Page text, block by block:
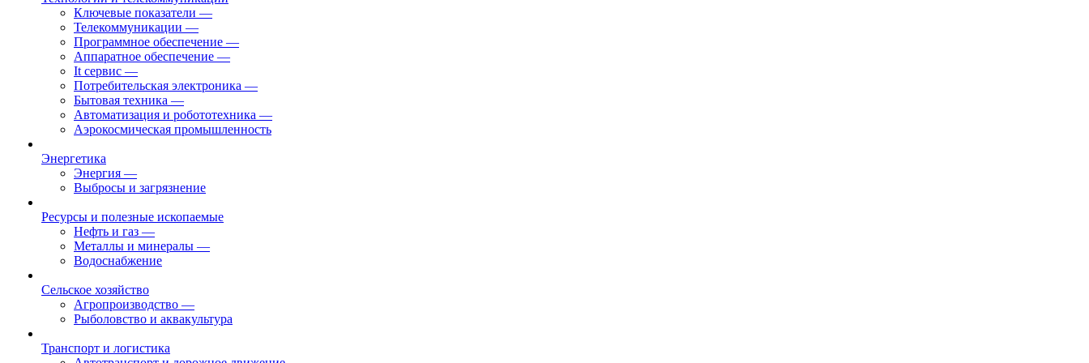
Ключевые показатели —
Телекоммуникации —
Программное обеспечение —
Аппаратное обеспечение —
It сервис —
Потребительская электроника —
Бытовая техника —
Автоматизация и робототехника —
Аэрокосмическая промышленность
Энергетика
Энергия —
Выбросы и загрязнение
Ресурсы и полезные ископаемые
Нефть и газ —
Металлы и минералы —
Водоснабжение
Сельское хозяйство
Агропроизводство —
Рыболовство и аквакультура
Транспорт и логистика